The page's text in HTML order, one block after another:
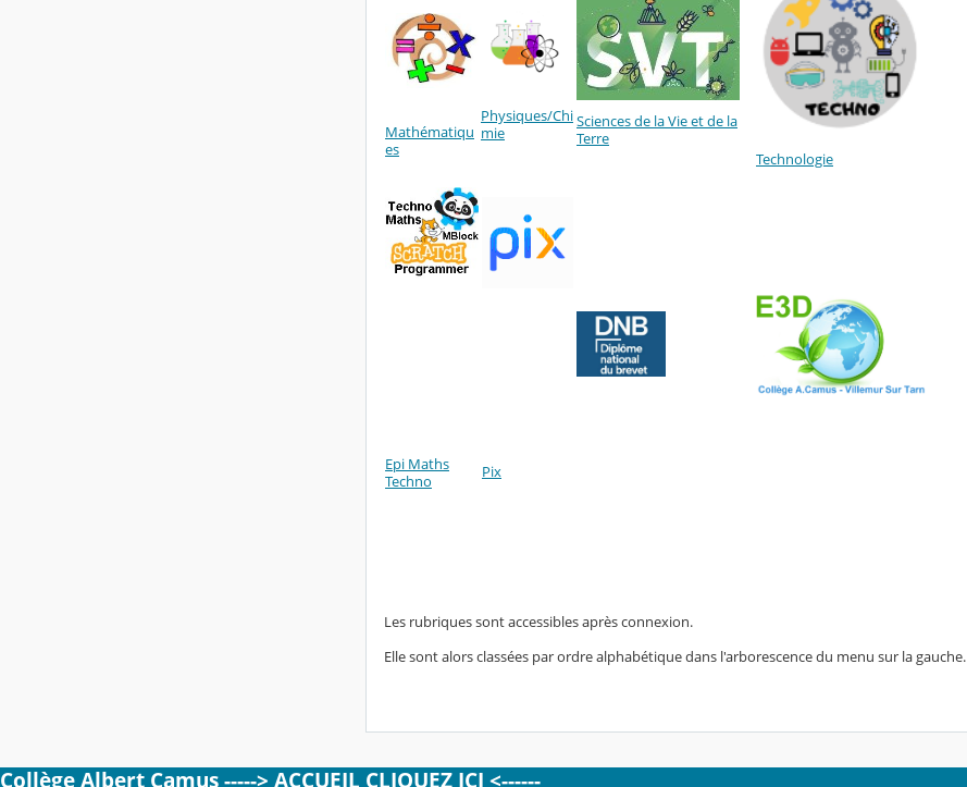
Mathématiqu
es
Physiques/Chi
mie
Sciences de la Vie et de la
Terre
Technologie
Epi Maths
Techno
Pix
Les rubriques sont accessibles après connexion.
Elle sont alors classées par ordre alphabétique dans l'arborescence du menu sur la gauche.
Collège Albert Camus -----> ACCUEIL CLIQUEZ ICI <------